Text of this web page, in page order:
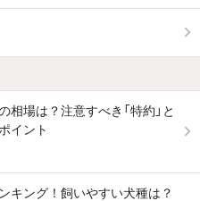
相場は？注意すべき「特約」と
イント
キング！飼いやすい犬種は？